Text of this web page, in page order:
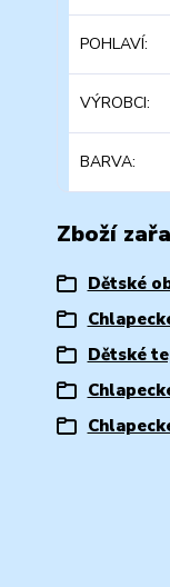
POHLAVÍ
VÝROBCI
BARVA
Zboží
Dětské
Dětské